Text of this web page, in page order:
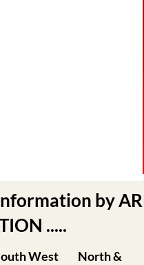
by
.....
West
North &